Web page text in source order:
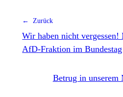
← Zurück
Wir haben nicht
AfD-Fraktion im Bundestag
Betrug in unserem